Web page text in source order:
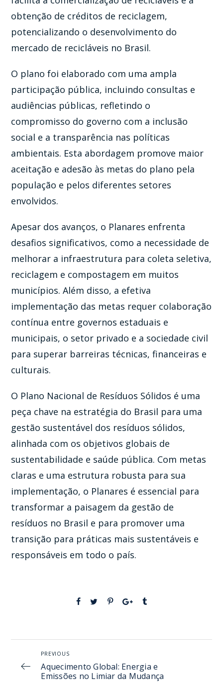
obtenção de créditos de reciclagem,
potencializando o desenvolvimento do
mercado de recicláveis no Brasil​​.
O plano foi elaborado com uma ampla
participação pública, incluindo consultas e
audiências públicas, refletindo o
compromisso do governo com a inclusão
social e a transparência nas políticas
ambientais. Esta abordagem promove maior
aceitação e adesão às metas do plano pela
população e pelos diferentes setores
envolvidos​.
Apesar dos avanços, o Planares enfrenta
desafios significativos, como a necessidade de
melhorar a infraestrutura para coleta seletiva,
reciclagem e compostagem em muitos
municípios. Além disso, a efetiva
implementação das metas requer colaboração
contínua entre governos estaduais e
municipais, o setor privado e a sociedade civil
para superar barreiras técnicas, financeiras e
culturais.
O Plano Nacional de Resíduos Sólidos é uma
peça chave na estratégia do Brasil para uma
gestão sustentável dos resíduos sólidos,
alinhada com os objetivos globais de
sustentabilidade e saúde pública. Com metas
claras e uma estrutura robusta para sua
implementação, o Planares é essencial para
transformar a paisagem da gestão de
resíduos no Brasil e para promover uma
transição para práticas mais sustentáveis e
responsáveis em todo o país.
PREVIOUS
Aquecimento Global: Energia e
Emissões no Limiar da Mudança